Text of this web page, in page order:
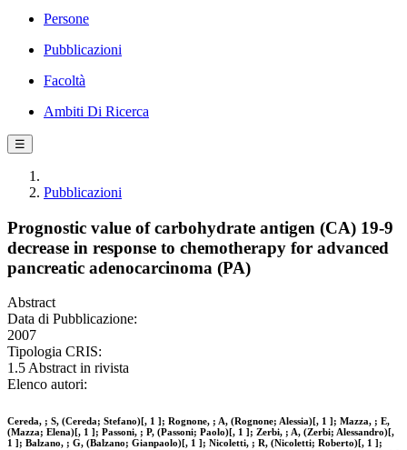
Persone
Pubblicazioni
Facoltà
Ambiti Di Ricerca
☰
Pubblicazioni
Prognostic value of carbohydrate antigen (CA) 19-9
decrease in response to chemotherapy for advanced
pancreatic adenocarcinoma (PA)
Abstract
Data di Pubblicazione:
2007
Tipologia CRIS:
1.5 Abstract in rivista
Elenco autori:
Cereda, ; S, (Cereda; Stefano)[, 1 ]; Rognone, ; A, (Rognone; Alessia)[, 1 ]; Mazza, ; E,
(Mazza; Elena)[, 1 ]; Passoni, ; P, (Passoni; Paolo)[, 1 ]; Zerbi, ; A, (Zerbi; Alessandro)[,
1 ]; Balzano, ; G, (Balzano; Gianpaolo)[, 1 ]; Nicoletti, ; R, (Nicoletti; Roberto)[, 1 ];